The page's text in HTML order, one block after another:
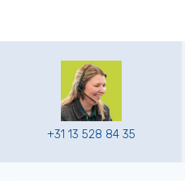
+31 13 528 84 35